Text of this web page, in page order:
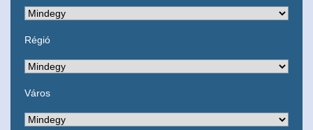
Régió
Város